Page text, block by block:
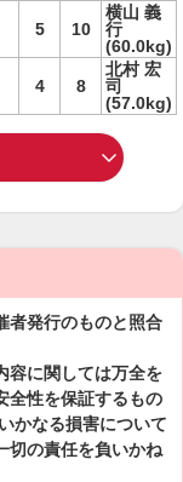
5 10
横山 義
行
(60.0kg)
4 8
北村 宏
司
(57.0kg)
者発行のものと照合
容に関しては万全を
全性を保証するもの
かなる損害について
切の責任を負いかね